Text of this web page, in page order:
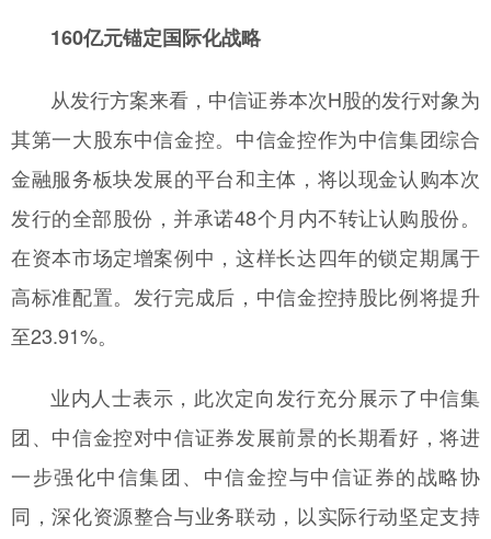
160亿元锚定国际化战略
从发行方案来看，中信证券本次H股的发行对象为
其第一大股东中信金控。中信金控作为中信集团综合
金融服务板块发展的平台和主体，将以现金认购本次
发行的全部股份，并承诺48个月内不转让认购股份。
在资本市场定增案例中，这样长达四年的锁定期属于
高标准配置。发行完成后，中信金控持股比例将提升
至23.91%。
业内人士表示，此次定向发行充分展示了中信集
团、中信金控对中信证券发展前景的长期看好，将进
一步强化中信集团、中信金控与中信证券的战略协
同，深化资源整合与业务联动，以实际行动坚定支持